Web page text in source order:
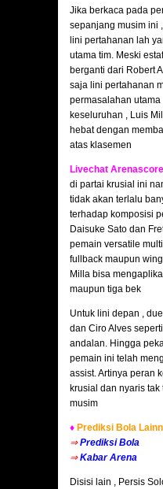
Jika berkaca pada
sepanjang musim ini
lini pertahanan lah
utama tim. Meski
berganti dari Robert
saja lini pertahanan
permasalahan
keseluruhan , Luis
hebat dengan
atas klasemen
Livechat Arenascore
di partai krusial ini
tidak akan terlalu
terhadap komposisi
Daisuke Sato dan
pemain versatile
fullback maupun
Milla bisa
maupun tiga bek
Untuk lini depan ,
dan Ciro Alves
andalan. Hingga
pemain ini telah
assist. Artinya peran
krusial dan nyaris
musim
♦ Prediksi Bola
⇒ Prediksi Bola
⇒ Kabar Arena
Disisi lain , Persis